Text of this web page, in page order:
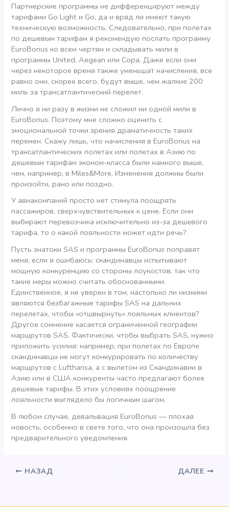
Партнерские программы не дифференцируют между
тарифами Go Light и Go, да и вряд ли имеют такую
техническую возможность. Следовательно, при полетах
по дешевым тарифам я рекомендую послать программу
EuroBonus ко всем чертям и складывать мили в
программы United, Aegean или Copa. Даже если они
через некоторое время также уменьшат начисления, все
равно они, скорее всего, будут выше, чем жалкие 200
миль за трансатлантический перелет.
Лично я ни разу в жизни не сложил ни одной мили в
EuroBonus. Поэтому мне сложно оценить с
эмоциональной точки зрения драматичность таких
перемен. Скажу лишь, что начисления в EuroBonus на
трансатлантических полетах или полетах в Азию по
дешевым тарифам эконом-класса были намного выше,
чем, например, в Miles&More. Изменения должны были
произойти, рано или поздно.
У авиакомпаний просто нет стимула поощрять
пассажиров, сверхчувствительных к цене. Если они
выбирают перевозчика исключительно из-за дешевого
тарифа, то о какой лояльности может идти речь?
Пусть знатоки SAS и программы EuroBonus поправят
меня, если я ошибаюсь: скандинавцы испытывают
мощную конкуренцию со стороны лоукостов, так что
такие меры можно считать обоснованными.
Единственное, я не уверен в том, настолько ли низкими
являются безбагажные тарифы SAS на дальних
перелетах, чтобы «отшвырнуть» лояльных клиентов?
Другое сомнение касается ограниченной географии
маршрутов SAS. Фактически, чтобы выбрать SAS, нужно
приложить усилия: например, при полетах по Европе
скандинавцы не могут конкурировать по количеству
маршрутов с Lufthansa, а с вылетом из Скандинавии в
Азию или в США конкуренты часто предлагают более
дешевые тарифы. В этих условиях поощрение
лояльности выглядело бы логичным шагом.
В любом случае, девальвация EuroBonus — плохая
новость, особенно в свете того, что она произошла без
предварительного уведомления.
НАЗАД ДАЛЕЕ